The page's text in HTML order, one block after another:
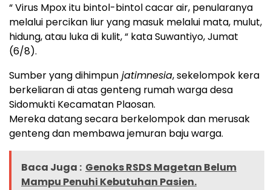
“ Virus Mpox itu bintol-bintol cacar air, penularanya
melalui percikan liur yang masuk melalui mata, mulut,
hidung, atau luka di kulit, “ kata Suwantiyo, Jumat
(6/8).
Sumber yang dihimpun jatimnesia, sekelompok kera
berkeliaran di atas genteng rumah warga desa
Sidomukti Kecamatan Plaosan.
Mereka datang secara berkelompok dan merusak
genteng dan membawa jemuran baju warga.
Baca Juga : Genoks RSDS Magetan Belum
Mampu Penuhi Kebutuhan Pasien.